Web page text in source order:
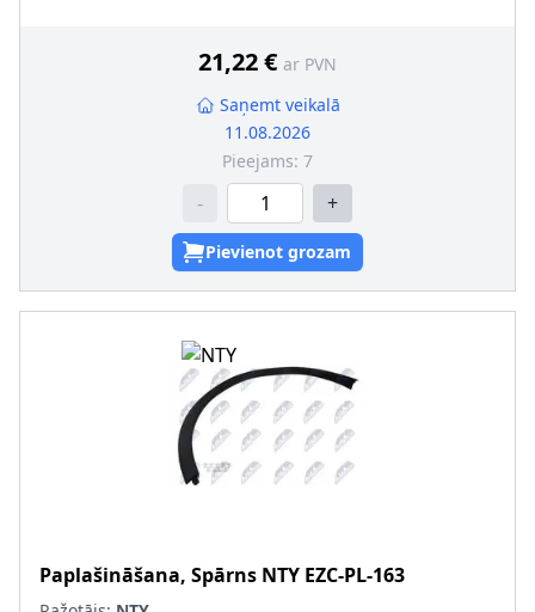
21,22 € ar PVN
Saņemt veikalā
11.08.2026
Pieejams: 7
- +
Pievienot grozam
Paplašināšana, Spārns NTY EZC-PL-163